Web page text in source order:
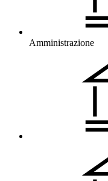
Amministrazione